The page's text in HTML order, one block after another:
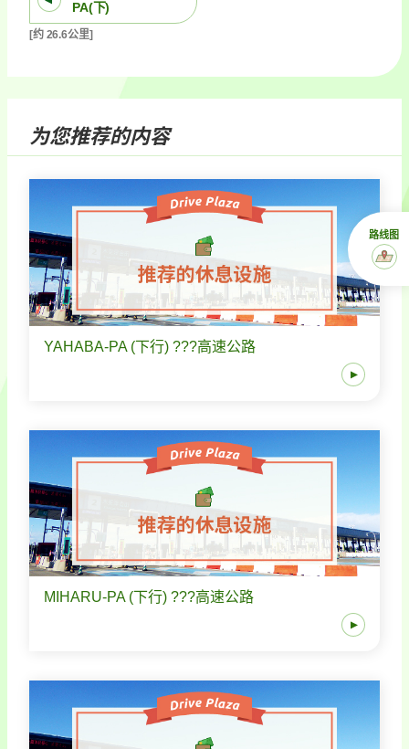
PA(下)
[约 26.6公里]
为您推荐的内容
YAHABA-PA (下行) ???高速公路
MIHARU-PA (下行) ???高速公路
路线图